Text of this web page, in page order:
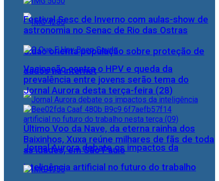
Cidac orienta população sobre proteção de
dados na internet
Jornal Aurora debate os impactos da
inteligência artificial no futuro do trabalho
Festival Sesc de Inverno com aulas-show de
astronomia no Senac de Rio das Ostras
Vacinação contra o HPV e queda da
prevalência entre jovens serão tema do
Jornal Aurora desta terça-feira (28)
Último Voo da Nave, da eterna rainha dos
Baixinhos, Xuxa reúne milhares de fãs de toda
as idades, em São Paulo